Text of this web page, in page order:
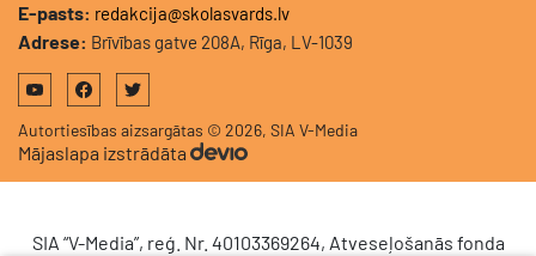
E-pasts: redakcija@skolasvards.lv
Adrese: Brīvības gatve 208A, Rīga, LV-1039
Autortiesības aizsargātas © 2026, SIA V-Media
Mājaslapa izstrādāta
SIA “V-Media”, reģ. Nr. 40103369264, Atveseļošanās fonda